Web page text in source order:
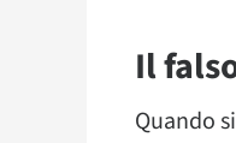
Il
Quando